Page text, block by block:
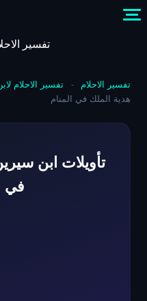
تفسير
تفسير الاحلام - تفسير الاحلام
هدية الملك في المنام
تأويلات ابن
في